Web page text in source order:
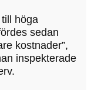
höga
sedan
kostnader”,
inspekterade